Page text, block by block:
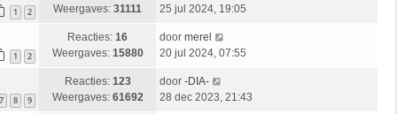
1 2
Weergaves: 31111
25 jul 2024, 19:05
1 2
Reacties: 16
Weergaves: 15880
door merel
20 jul 2024, 07:55
7 8 9
Reacties: 123
Weergaves: 61692
door -DIA-
28 dec 2023, 21:43